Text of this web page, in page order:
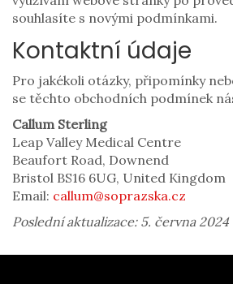
souhlasíte s novými podmínkami.
Kontaktní údaje
Pro jakékoli otázky, připomínky
se těchto obchodních podmínek
Callum Sterling
Leap Valley Medical Centre
Beaufort Road, Downend
Bristol BS16 6UG, United Kingdom
Email: callum@soprazska.cz
Poslední aktualizace: 5. června 2024